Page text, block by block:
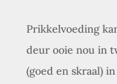
Prikkelvoeding
deur ooie nou in
(goed en skraal)